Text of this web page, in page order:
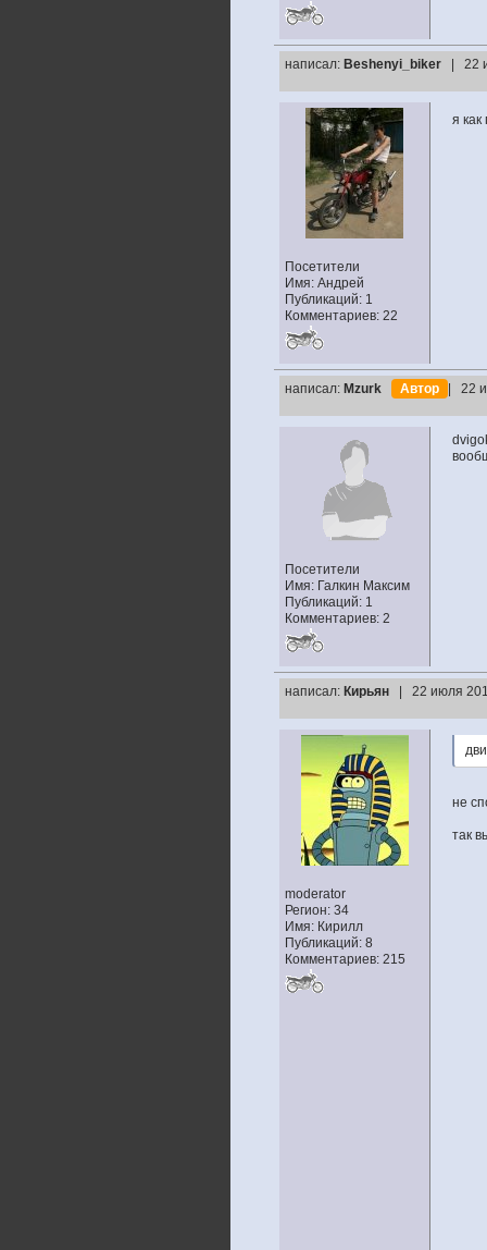
написал: Beshenyi_biker | 22
Посетители
Имя: Андрей
Публикаций: 1
Комментариев: 22
я
написал: Mzurk Автор | 22
Посетители
Имя: Галкин Максим
Публикаций: 1
Комментариев: 2
написал: Кирьян | 22 июля
moderator
Регион: 34
Имя: Кирилл
Публикаций: 8
Комментариев: 215
не
так